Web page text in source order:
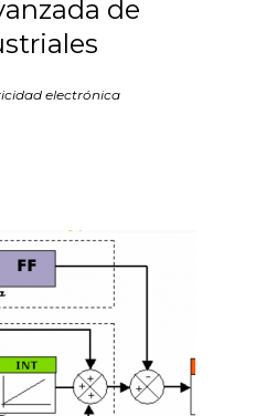
de
electrónica